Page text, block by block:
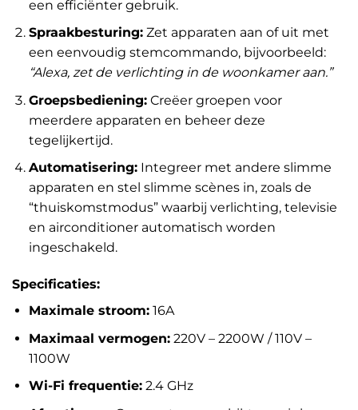
een efficiënter gebruik.
Spraakbesturing:Zet apparaten aan of uit met
een eenvoudig stemcommando, bijvoorbeeld:
“Alexa, zet de verlichting in de woonkamer aan.”
Groepsbediening:Creëer groepen voor
meerdere apparaten en beheer deze
tegelijkertijd.
Automatisering:Integreer met andere slimme
apparaten en stel slimme scènes in, zoals de
“thuiskomstmodus” waarbij verlichting, televisie
en airconditioner automatisch worden
ingeschakeld.
Specificaties:
Maximale stroom:16A
Maximaal vermogen:220V – 2200W / 110V –
1100W
Wi-Fi frequentie:2.4 GHz